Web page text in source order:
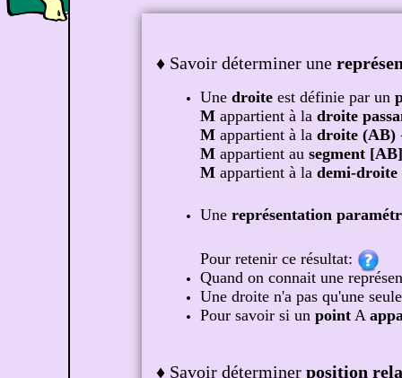
♦ Savoir déterminer une
Une droite est définie par un
M appartient à la droite
M appartient à la droite (AB)
M appartient au segment [AB]
M appartient à la demi-
Une représentation
Pour retenir ce résultat:
Quand on connait une
Une droite n'a pas qu'une
Pour savoir si un point A
♦ Savoir déterminer position